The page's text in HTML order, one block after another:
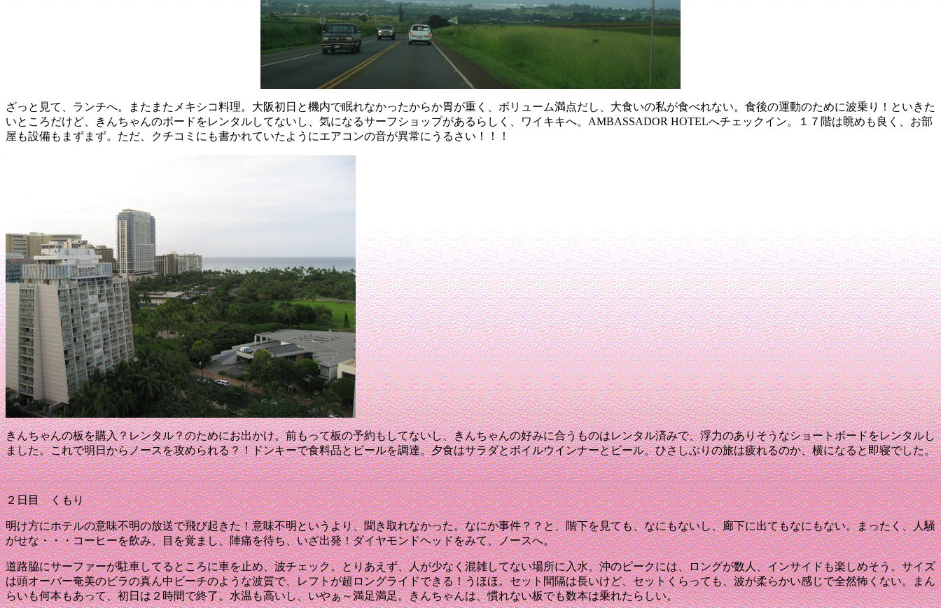
ざっと見て、ランチへ。 またまたメキシコ料理。 大阪初日と機内で眠れなかったからか胃が重く、ボリューム満点だし、大食いの私が食べれない。 食後の運動のために波乗り！といきた
いところだけど、きんちゃんのボードをレンタルしてないし、気になるサーフショップがあるらしく、ワイキキへ。 AMBASSADOR HOTELへチェックイン。１７階は眺めも良く、お部
屋も設備もまずまず。 ただ、クチコミにも書かれていたようにエアコンの音が異常にうるさい！！！
きんちゃんの板を購入？レンタル？のためにお出かけ。前もって板の予約もしてないし、きんちゃんの好みに合うものはレンタル済みで、浮力のありそうなショートボードをレンタルし
ました。これで明日からノースを攻められる？！ドンキーで食料品とビールを調達。夕食はサラダとボイルウインナーとビール。ひさしぶりの旅は疲れるのか、横になると即寝でした。
２日目 くもり
明け方にホテルの意味不明の放送で飛び起きた！意味不明というより、聞き取れなかった。なにか事件？？と、階下を見ても、なにもないし、廊下に出てもなにもない。まったく、人騒
がせな・・・コーヒーを飲み、目を覚まし、陣痛を待ち、いざ出発！ダイヤモンドヘッドをみて、ノースへ。
道路脇にサーファーが駐車してるところに車を止め、波チェック。とりあえず、人が少なく混雑してない場所に入水。沖のピークには、ロングが数人、インサイドも楽しめそう。サイズ
は頭オーバー奄美のビラの真ん中ビーチのような波質で、レフトが超ロングライドできる！うほほ。セット間隔は長いけど、セットくらっても、波が柔らかい感じで全然怖くない。まん
らいも何本もあって、初日は２時間で終了。水温も高いし、いやぁ～満足満足。きんちゃんは、慣れない板でも数本は乗れたらしい。